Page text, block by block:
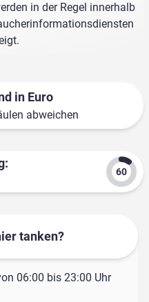
in der Regel innerhalb
in Euro
abweichen
tanken?
06:00 bis 23:00 Uhr